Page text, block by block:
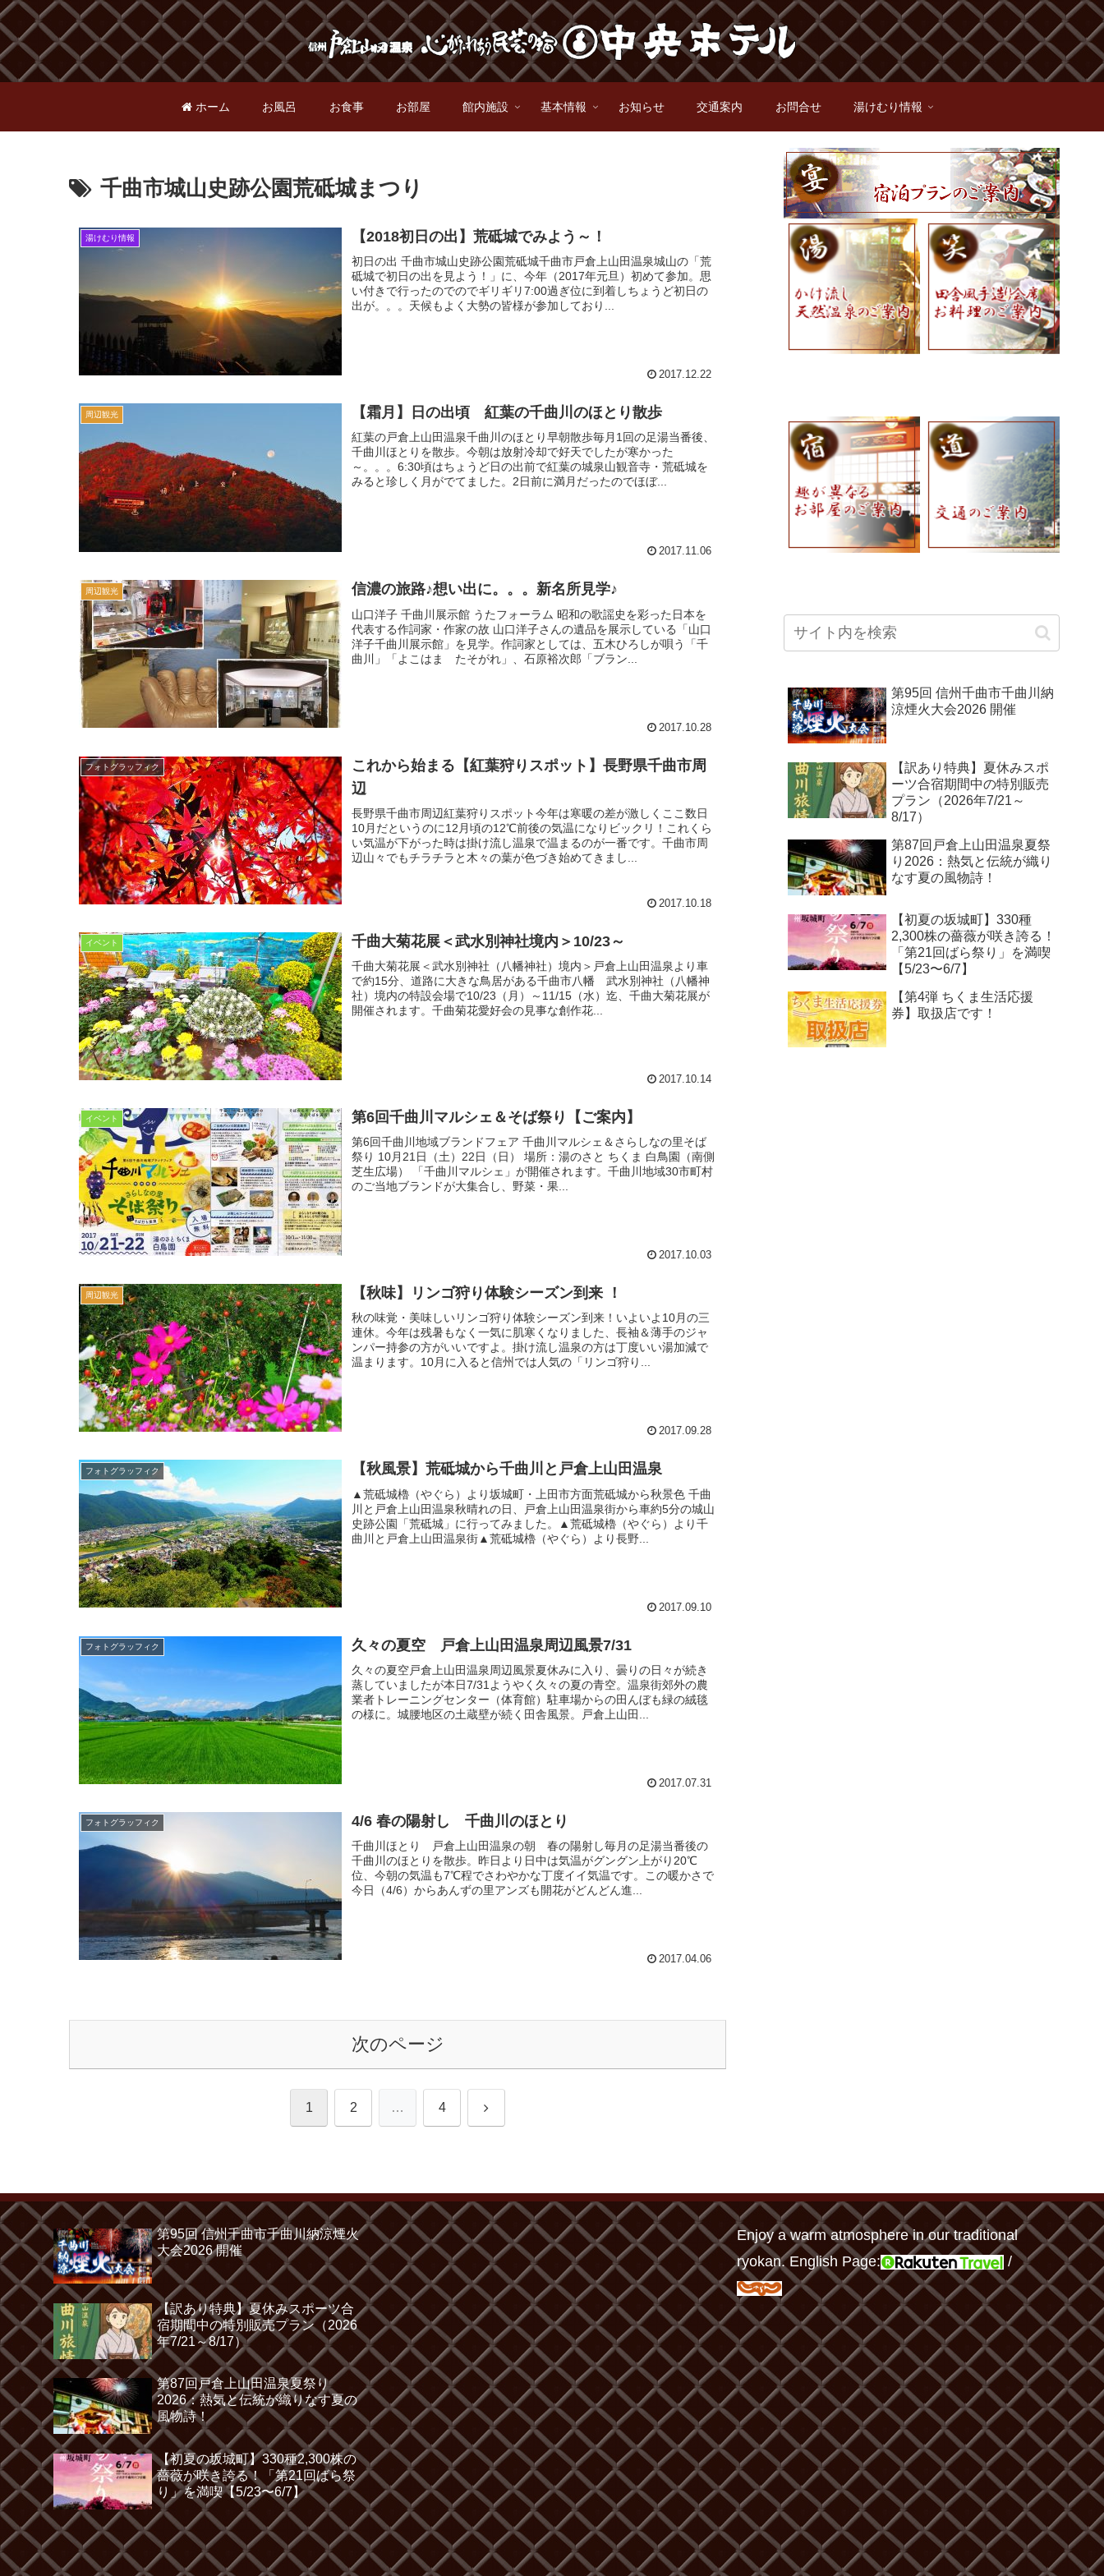
ホーム お風呂 お食事 お部屋 館内施設 基本情報 お知らせ 交通案内 お問合せ 湯けむり情報
千曲市城山史跡公園荒砥城まつり
湯けむり情報 【2018初日の出】荒砥城でみよう～！
初日の出 千曲市城山史跡公園荒砥城千曲市戸倉上山田温泉城山の「荒
砥城で初日の出を見よう！」に、今年（2017年元旦）初めて参加。思
い付きで行ったのでのでギリギリ7:00過ぎ位に到着しちょうど初日の
出が。。。天候もよく大勢の皆様が参加しており...
2017.12.22
周辺観光 【霜月】日の出頃 紅葉の千曲川のほとり散歩
紅葉の戸倉上山田温泉千曲川のほとり早朝散歩毎月1回の足湯当番後、
千曲川ほとりを散歩。今朝は放射冷却で好天でしたが寒かった
～。。。6:30頃はちょうど日の出前で紅葉の城泉山観音寺・荒砥城を
みると珍しく月がでてました。2日前に満月だったのでほぼ...
2017.11.06
周辺観光 信濃の旅路♪想い出に。。。新名所見学♪
山口洋子 千曲川展示館 うたフォーラム 昭和の歌謡史を彩った日本を
代表する作詞家・作家の故 山口洋子さんの遺品を展示している「山口
洋子千曲川展示館」を見学。作詞家としては、五木ひろしが唄う「千
曲川」「よこはま たそがれ」、石原裕次郎「ブラン...
2017.10.28
フォトグラッフィク
これから始まる【紅葉狩りスポット】長野県千曲市周
辺
長野県千曲市周辺紅葉狩りスポット今年は寒暖の差が激しくここ数日
10月だというのに12月頃の12℃前後の気温になりビックリ！これくら
い気温が下がった時は掛け流し温泉で温まるのが一番です。千曲市周
辺山々でもチラチラと木々の葉が色づき始めてきまし...
2017.10.18
イベント 千曲大菊花展＜武水別神社境内＞10/23～
千曲大菊花展＜武水別神社（八幡神社）境内＞戸倉上山田温泉より車
で約15分、道路に大きな鳥居がある千曲市八幡 武水別神社（八幡神
社）境内の特設会場で10/23（月）～11/15（水）迄、千曲大菊花展が
開催されます。千曲菊花愛好会の見事な創作花...
2017.10.14
イベント 第6回千曲川マルシェ＆そば祭り【ご案内】
第6回千曲川地域ブランドフェア 千曲川マルシェ＆さらしなの里そば
祭り 10月21日（土）22日（日） 場所：湯のさと ちくま 白鳥園（南側
芝生広場） 「千曲川マルシェ」が開催されます。千曲川地域30市町村
のご当地ブランドが大集合し、野菜・果...
2017.10.03
周辺観光 【秋味】リンゴ狩り体験シーズン到来 ！
秋の味覚・美味しいリンゴ狩り体験シーズン到来！いよいよ10月の三
連休。今年は残暑もなく一気に肌寒くなりました、長袖＆薄手のジャ
ンパー持参の方がいいですよ。掛け流し温泉の方は丁度いい湯加減で
温まります。10月に入ると信州では人気の「リンゴ狩り...
2017.09.28
フォトグラッフィク 【秋風景】荒砥城から千曲川と戸倉上山田温泉
▲荒砥城櫓（やぐら）より坂城町・上田市方面荒砥城から秋景色 千曲
川と戸倉上山田温泉秋晴れの日、戸倉上山田温泉街から車約5分の城山
史跡公園「荒砥城」に行ってみました。▲荒砥城櫓（やぐら）より千
曲川と戸倉上山田温泉街▲荒砥城櫓（やぐら）より長野...
2017.09.10
フォトグラッフィク 久々の夏空 戸倉上山田温泉周辺風景7/31
久々の夏空戸倉上山田温泉周辺風景夏休みに入り、曇りの日々が続き
蒸していましたが本日7/31ようやく久々の夏の青空。温泉街郊外の農
業者トレーニングセンター（体育館）駐車場からの田んぼも緑の絨毯
の様に。城腰地区の土蔵壁が続く田舎風景。戸倉上山田...
2017.07.31
フォトグラッフィク 4/6 春の陽射し 千曲川のほとり
千曲川ほとり 戸倉上山田温泉の朝 春の陽射し毎月の足湯当番後の
千曲川のほとりを散歩。昨日より日中は気温がグングン上がり20℃
位、今朝の気温も7℃程でさわやかな丁度イイ気温です。この暖かさで
今日（4/6）からあんずの里アンズも開花がどんどん進...
2017.04.06
次のページ
1 2 … 4 次
第95回 信州千曲市千曲川納
涼煙火大会2026 開催
【訳あり特典】夏休みスポ
ーツ合宿期間中の特別販売
プラン（2026年7/21～
8/17）
第87回戸倉上山田温泉夏祭
り2026：熱気と伝統が織り
なす夏の風物詩！
【初夏の坂城町】330種
2,300株の薔薇が咲き誇る！
「第21回ばら祭り」を満喫
【5/23〜6/7】
【第4弾 ちくま生活応援
券】取扱店です！
第95回 信州千曲市千曲川納涼煙火
大会2026 開催
【訳あり特典】夏休みスポーツ合
宿期間中の特別販売プラン（2026
年7/21～8/17）
第87回戸倉上山田温泉夏祭り
2026：熱気と伝統が織りなす夏の
風物詩！
【初夏の坂城町】330種2,300株の
薔薇が咲き誇る！「第21回ばら祭
り」を満喫【5/23〜6/7】
Enjoy a warm atmosphere in our traditional
ryokan. English Page:
/